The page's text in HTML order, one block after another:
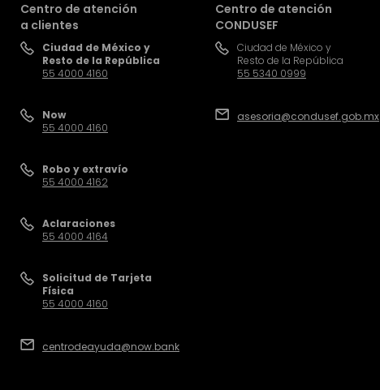
Centro de atención
a clientes
Ciudad de México y
Resto de la República
55 4000 4160
Now
55 4000 4160
Robo y extravío
55 4000 4162
Aclaraciones
55 4000 4164
Solicitud de Tarjeta
Física
55 4000 4160
centrodeayuda@now.bank
Centro de atención
CONDUSEF
Ciudad de México y
Resto de la República
55 5340 0999
asesoria@condusef.gob.mx